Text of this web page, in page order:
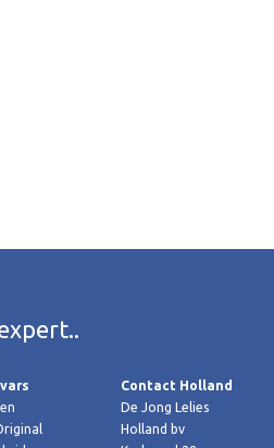
Contact Holland
De Jong Lelies
Holland bv